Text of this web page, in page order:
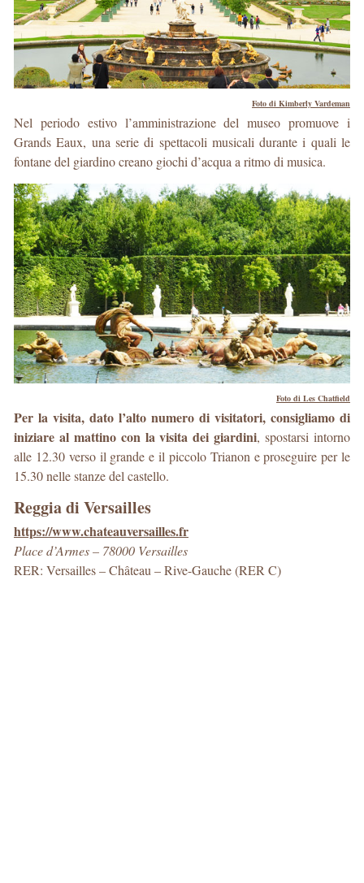
Foto di Kimberly Vardeman
Nel periodo estivo l’amministrazione del museo promuove i
Grands Eaux, una serie di spettacoli musicali durante i quali le
fontane del giardino creano giochi d’acqua a ritmo di musica.
Foto di Les Chatfield
Per la visita, dato l’alto numero di visitatori, consigliamo di
iniziare al mattino con la visita dei giardini, spostarsi intorno
alle 12.30 verso il grande e il piccolo Trianon e proseguire per le
15.30 nelle stanze del castello.
Reggia di Versailles
https://www.chateauversailles.fr
Place d’Armes – 78000 Versailles
RER: Versailles – Château – Rive-Gauche (RER C)